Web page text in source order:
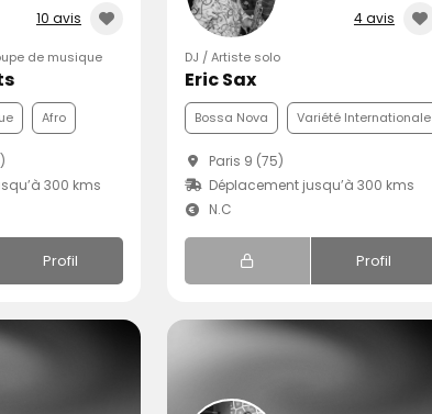
10 avis
de musique
Afro
300 kms
Profil
4 avis
DJ / Artiste solo
Eric Sax
Bossa Nova Variété Internationale
Paris 9 (75)
Déplacement jusqu’à 300 kms
N.C
Profil